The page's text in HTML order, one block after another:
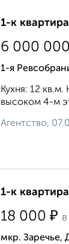
1-к
6 000 000
1-я
Кухня: 12
высоком 4-м
Агентство,
1-к
18 000 ₽
мкр. Заречье,